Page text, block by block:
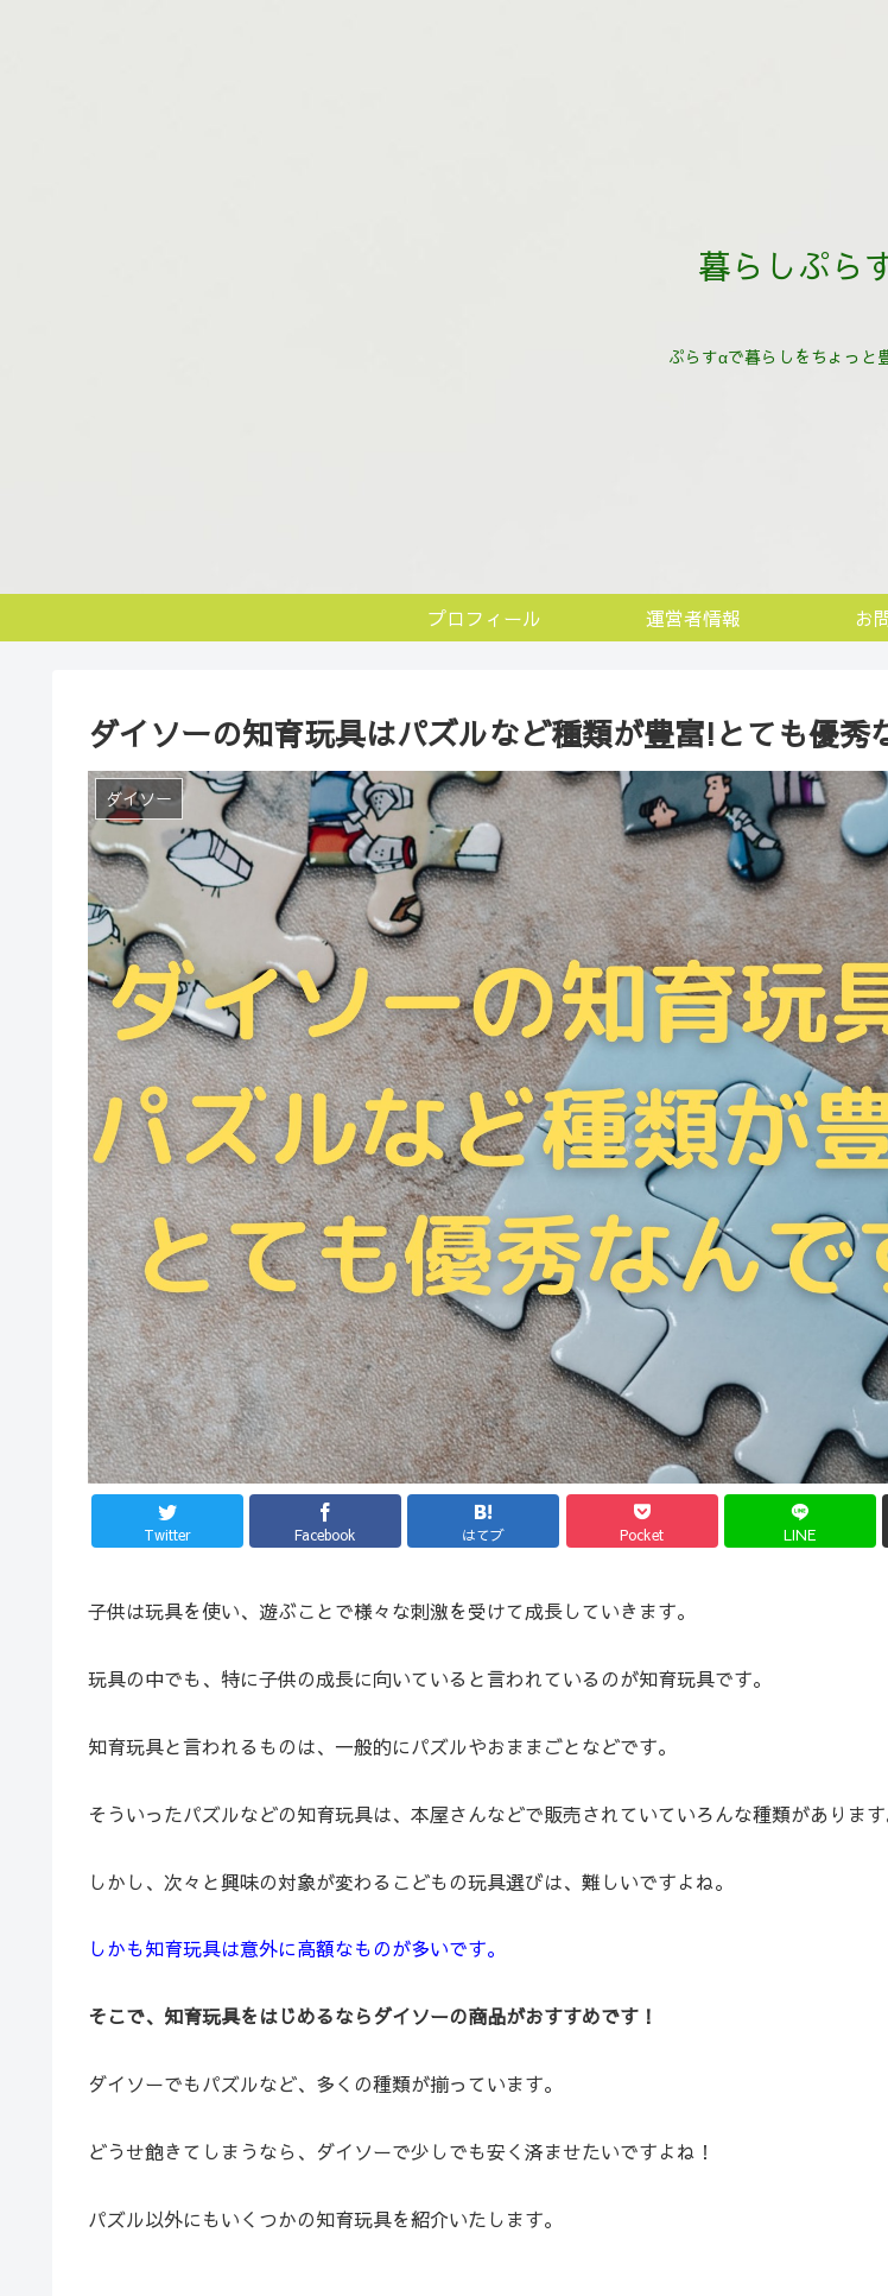
暮らしぷら
ぷらすαで暮らしをちょっと
プロフィール 運営者情報 お
ダイソーの知育玩具はパズルなど種類が豊富!とても優秀
ダイソー
Twitter Facebook はてブ Pocket LINE
子供は玩具を使い、遊ぶことで様々な刺激を受けて成長していきます。
玩具の中でも、特に子供の成長に向いていると言われているのが知育玩具です。
知育玩具と言われるものは、一般的にパズルやおままごとなどです。
そういったパズルなどの知育玩具は、本屋さんなどで販売されていていろんな種類があります
しかし、次々と興味の対象が変わるこどもの玩具選びは、難しいですよね。
しかも知育玩具は意外に高額なものが多いです。
そこで、知育玩具をはじめるならダイソーの商品がおすすめです！
ダイソーでもパズルなど、多くの種類が揃っています。
どうせ飽きてしまうなら、ダイソーで少しでも安く済ませたいですよね！
パズル以外にもいくつかの知育玩具を紹介いたします。